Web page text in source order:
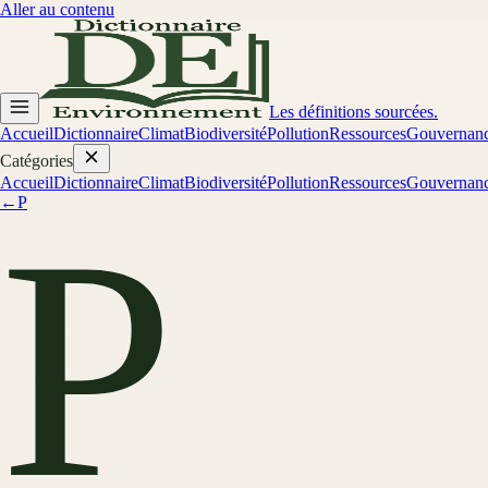
Aller au contenu
Les définitions sourcées.
AccueilDictionnaireClimatBiodiversitéPollutionRessources
Catégories
AccueilDictionnaireClimatBiodiversitéPollutionRessources
←P
P